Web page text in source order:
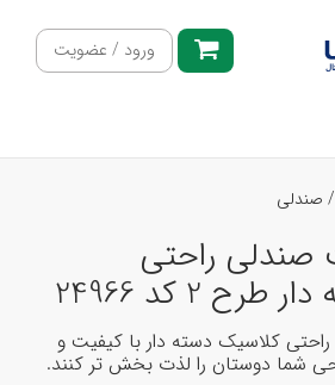
ورود / عضویت
/ صندلی
صندلی راحتی
2 کد 24966
کلاسیک دسته دار با کیفیت و
شما دوستان را لذت بخش تر کنند.